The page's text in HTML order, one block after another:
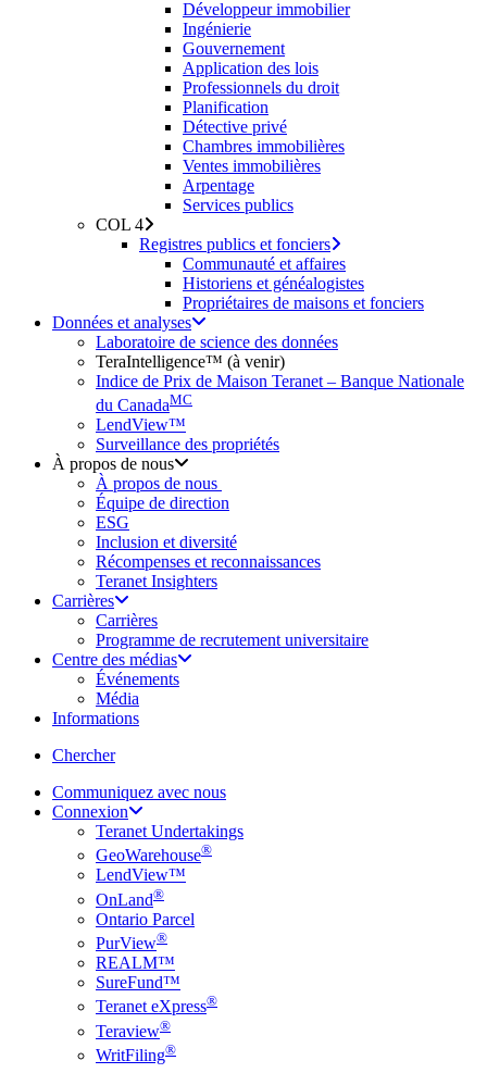
Développeur immobilier
Ingénierie
Gouvernement
Application des lois
Professionnels du droit
Planification
Détective privé
Chambres immobilières
Ventes immobilières
Arpentage
Services publics
COL 4
Registres publics et fonciers
Communauté et affaires
Historiens et généalogistes
Propriétaires de maisons et fonciers
Données et analyses
Laboratoire de science des données
TeraIntelligence™ (à venir)
Indice de Prix de Maison Teranet – Banque Nationale
du CanadaMC
LendView™
Surveillance des propriétés
À propos de nous
À propos de nous
Équipe de direction
ESG
Inclusion et diversité
Récompenses et reconnaissances
Teranet Insighters
Carrières
Carrières
Programme de recrutement universitaire
Centre des médias
Événements
Média
Informations
Cherchersearch
Communiquez avec nous
Connexion
Teranet Undertakings
GeoWarehouse®
LendView™
OnLand®
Ontario Parcel
PurView®
REALM™
SureFund™
Teranet eXpress®
Teraview®
WritFiling®